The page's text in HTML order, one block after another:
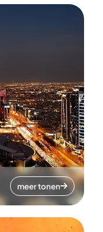
meer tonen